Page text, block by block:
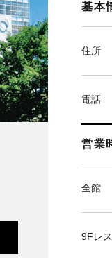
基本
住所
電話
営業
全館
9Fレ